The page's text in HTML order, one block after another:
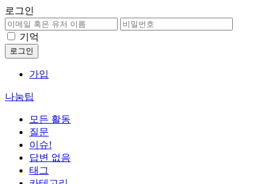
로그인
기억
가입
나눔팁
모든 활동
질문
이슈!
답변 없음
태그